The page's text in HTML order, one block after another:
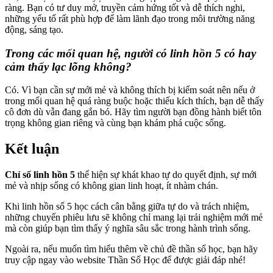
ràng. Bạn có tư duy mở, truyền cảm hứng tốt và dễ thích nghi,
những yếu tố rất phù hợp để làm lãnh đạo trong môi trường năng
động, sáng tạo.
Trong các mối quan hệ, người có linh hồn 5 có hay
cảm thấy lạc lõng không?
Có. Vì bạn cần sự mới mẻ và không thích bị kiểm soát nên nếu ở
trong mối quan hệ quá ràng buộc hoặc thiếu kích thích, bạn dễ thấy
cô đơn dù vẫn đang gắn bó. Hãy tìm người bạn đồng hành biết tôn
trọng không gian riêng và cùng bạn khám phá cuộc sống.
Kết luận
Chỉ số linh hồn 5 thể hiện sự khát khao tự do quyết định, sự mới
mẻ và nhịp sống có không gian linh hoạt, ít nhàm chán.
Khi linh hồn số 5 học cách cân bằng giữa tự do và trách nhiệm,
những chuyến phiêu lưu sẽ không chỉ mang lại trải nghiệm mới mẻ
mà còn giúp bạn tìm thấy ý nghĩa sâu sắc trong hành trình sống.
Ngoài ra, nếu muốn tìm hiểu thêm về chủ đề thần số học, bạn hãy
truy cập ngay vào website Thần Số Học để được giải đáp nhé!